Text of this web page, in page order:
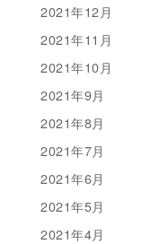
2021年12月
2021年11月
2021年10月
2021年9月
2021年8月
2021年7月
2021年6月
2021年5月
2021年4月